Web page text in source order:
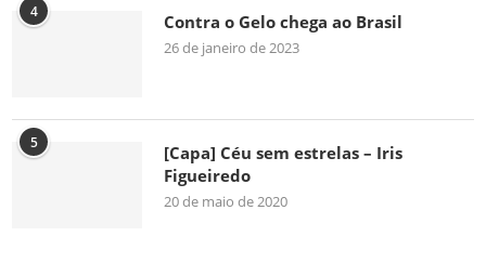
4 Contra o Gelo chega ao Brasil
26 de janeiro de 2023
5
[Capa] Céu sem estrelas – Iris
Figueiredo
20 de maio de 2020